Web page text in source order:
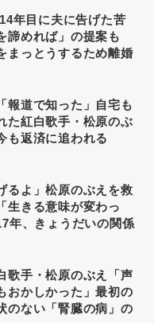
年目に夫に告げた苦
諦めれば」の提案も
まっとうするため離婚
報道で知った」自宅も
た紅白歌手・松原のぶ
も返済に追われる
るよ」松原のぶえを救
生きる意味が変わっ
年、きょうだいの関係
歌手・松原のぶえ「声
おかしかった」最初の
のない「腎臓の病」の